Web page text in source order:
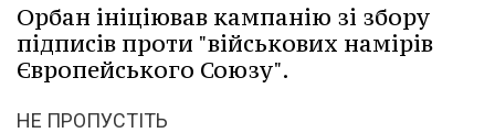
Орбан ініціював кампанію зі збору
підписів проти "військових намірів
Європейського Союзу".
НЕ ПРОПУСТІТЬ